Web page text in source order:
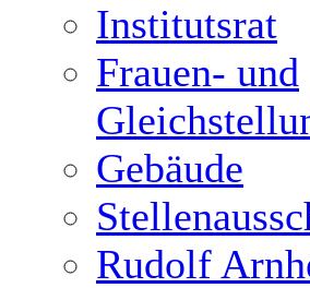
Institutsrat
Frauen- und
Gebäude
Rudolf